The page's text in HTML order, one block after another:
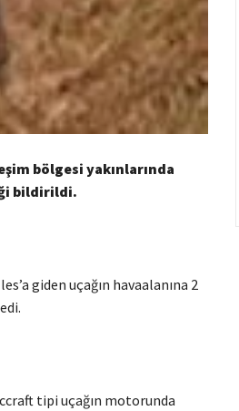
bölgesi yakınlarında
bildirildi.
giden uçağın havaalanına 2
tipi uçağın motorunda